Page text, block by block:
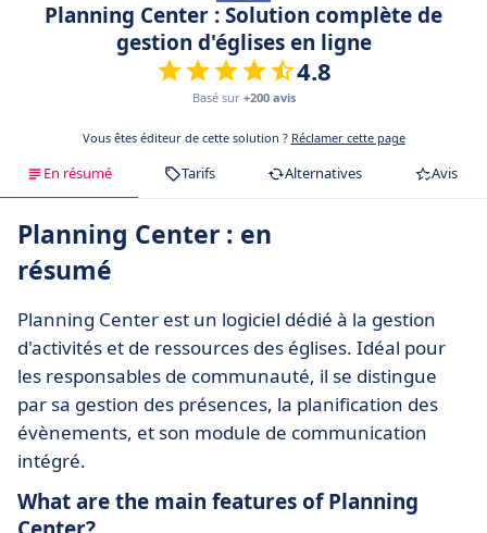
Planning Center : Solution complète de
gestion d'églises en ligne
4.8
Basé sur +200 avis
Vous êtes éditeur de cette solution ? Réclamer cette page
En résumé Tarifs Alternatives Avis
Planning Center : en
résumé
Planning Center est un logiciel dédié à la gestion
d'activités et de ressources des églises. Idéal pour
les responsables de communauté, il se distingue
par sa gestion des présences, la planification des
évènements, et son module de communication
intégré.
What are the main features of Planning